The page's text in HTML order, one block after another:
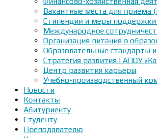
Вакантные места для приема
Стипендии и меры
Международное
Организация питания в
Образовательные стандарты
Стратегия развития ГАПОУ
Центр развития карьеры
Учебно-производственный
Новости
Контакты
Абитуриенту
Студенту
Преподавателю